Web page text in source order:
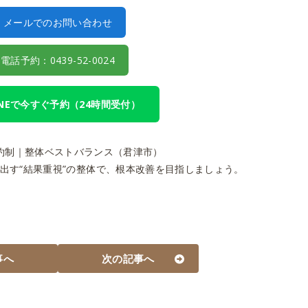
メールでのお問い合わせ
電話予約：0439-52-0024
で今すぐ予約（24時間受付）
制｜整体ベストバランス（君津市）
す“結果重視”の整体で、根本改善を目指しましょう。
へ 次の記事へ